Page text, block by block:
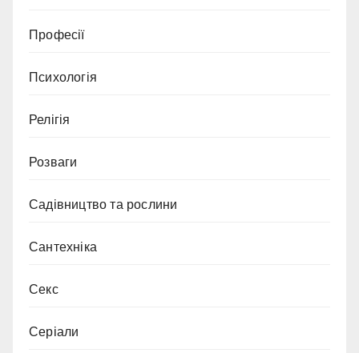
Професії
Психологія
Релігія
Розваги
Садівництво та рослини
Сантехніка
Секс
Серіали